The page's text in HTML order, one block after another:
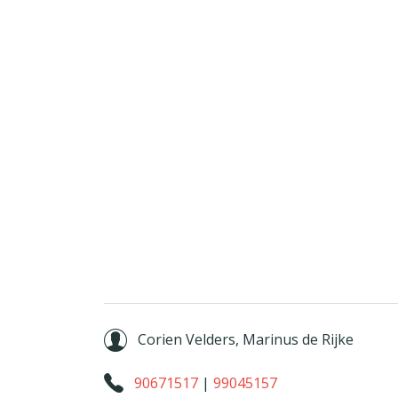
Corien Velders, Marinus de Rijke
90671517 | 99045157